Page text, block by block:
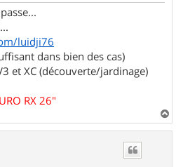
luidji76
dans bien des cas)
et XC (découverte/jardinage)
RX 26"
a